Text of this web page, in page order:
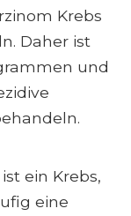
Krebs
Daher ist
und
ein Krebs,
eine